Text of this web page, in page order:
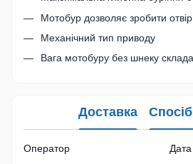
Мотобур дозволяє зробити
Механічний тип приводу
Вага мотобуру без шнеку
Доставка
Оператор Дата